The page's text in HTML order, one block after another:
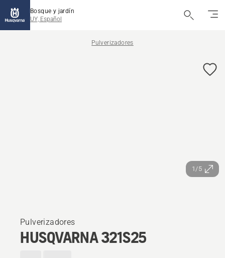
Bosque y jardín
UY, Español
Pulverizadores
1/5
Pulverizadores
HUSQVARNA 321S25